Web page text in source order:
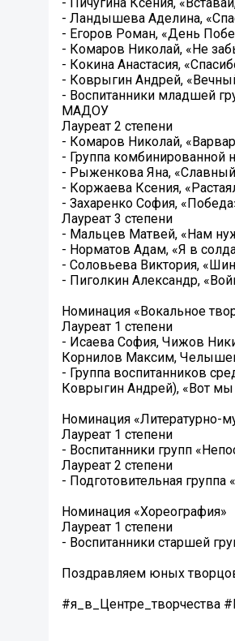
- Ландышева Аделина,
- Егоров Роман, «День
- Комаров Николай, «Не
- Кокина Анастасия,
- Коврыгин Андрей,
- Воспитанники младшей
МАДОУ
Лауреат 2 степени
- Комаров Николай,
- Группа
- Рыженкова Яна,
- Коржаева Ксения,
- Захаренко София,
Лауреат 3 степени
- Мальцев Матвей, «Нам
- Норматов Адам, «Я в
- Соловьева Виктория,
- Пиголкин Александр,
Номинация «Вокальное
Лауреат 1 степени
- Исаева София, Чижов
Корнилов Максим,
- Группа воспитанников
Коврыгин Андрей), «Вот
Номинация «Литературно-
Лауреат 1 степени
- Воспитанники групп
Лауреат 2 степени
- Подготовительная
Номинация «Хореография»
Лауреат 1 степени
- Воспитанники старшей
Поздравляем юных